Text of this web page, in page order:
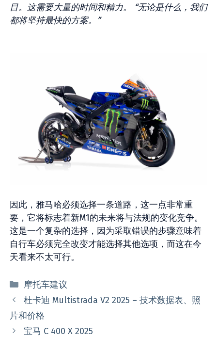
目。这需要大量的时间和精力。 “无论是什么，我们
都将坚持最快的方案。”
因此，雅马哈必须选择一条道路，这一点非常重
要，它将标志着新M1的未来将与法规的变化竞争。
这是一个复杂的选择，因为采取错误的步骤意味着
自行车必须完全改变才能选择其他选项，而这在今
天看来不太可行。
分
类
摩托车建议
杜卡迪 Multistrada V2 2025 – 技术数据表、照
片和价格
宝马 C 400 X 2025